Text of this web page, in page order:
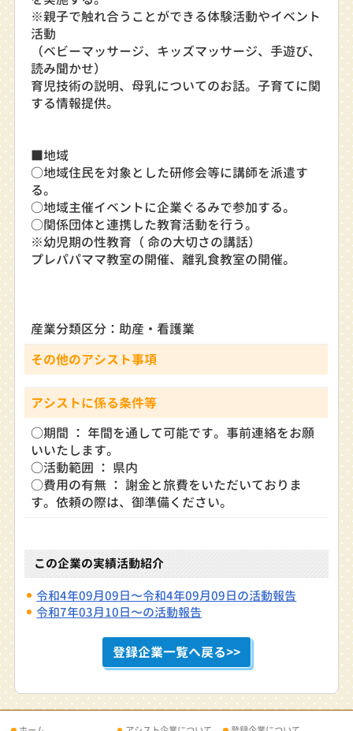
※親子で触れ合うことができる体験活動やイベント
活動
（ベビーマッサージ、キッズマッサージ、手遊び、
読み聞かせ）
育児技術の説明、母乳についてのお話。子育てに関
する情報提供。
■地域
○地域住民を対象とした研修会等に講師を派遣す
る。
○地域主催イベントに企業ぐるみで参加する。
○関係団体と連携した教育活動を行う。
※幼児期の性教育（ 命の大切さの講話）
プレパパママ教室の開催、離乳食教室の開催。
産業分類区分：助産・看護業
その他のアシスト事項
アシストに係る条件等
○期間 ： 年間を通して可能です。事前連絡をお願
いいたします。
○活動範囲 ： 県内
○費用の有無 ： 謝金と旅費をいただいておりま
す。依頼の際は、御準備ください。
この企業の実績活動紹介
令和4年09月09日〜令和4年09月09日の活動報告
令和7年03月10日〜の活動報告
登録企業一覧へ戻る>>